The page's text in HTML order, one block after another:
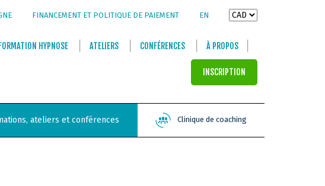
FINANCEMENT ET POLITIQUE DE PAIEMENT EN
FORMATION HYPNOSE ATELIERS CONFÉRENCES À PROPOS
INSCRIPTION
ateliers et conférences Clinique de coaching